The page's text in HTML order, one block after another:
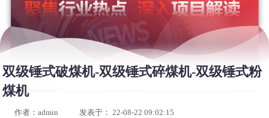
双级锤式破煤机-双级锤式碎煤机-双级锤式粉
煤机
作者：admin 发表于： 22-08-22 09:02:15